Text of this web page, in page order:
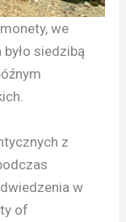
we
siedzibą
z
w
of